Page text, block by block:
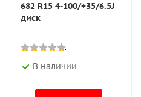
682 R15 4-100/+35/6.5J
диск
В наличии